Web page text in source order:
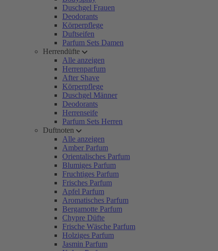
Duschgel Frauen
Deodorants
Körperpflege
Duftseifen
Parfum Sets Damen
Herrendüfte
Alle anzeigen
Herrenparfum
After Shave
Körperpflege
Duschgel Männer
Deodorants
Herrenseife
Parfum Sets Herren
Duftnoten
Alle anzeigen
Amber Parfum
Orientalisches Parfum
Blumiges Parfum
Fruchtiges Parfum
Frisches Parfum
Apfel Parfum
Aromatisches Parfum
Bergamotte Parfum
Chypre Düfte
Frische Wäsche Parfum
Holziges Parfum
Jasmin Parfum